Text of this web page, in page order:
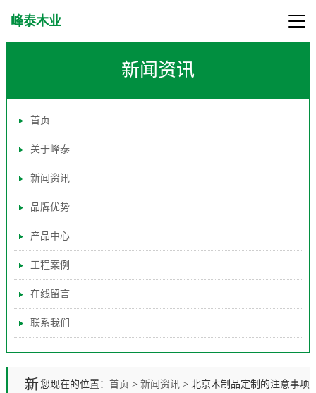
峰泰木业
新闻资讯
首页
关于峰泰
新闻资讯
品牌优势
产品中心
工程案例
在线留言
联系我们
您现在的位置：首页 >新闻资讯 >北京木制品定制的注意事项
新